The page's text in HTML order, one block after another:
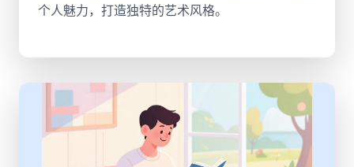
个人魅力，打造独特的艺术风格。